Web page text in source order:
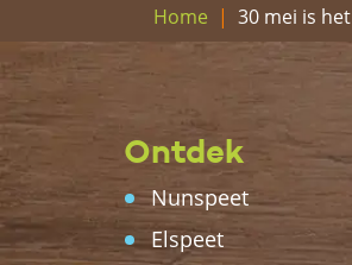
Home 30 mei is
Ontdek
Nunspeet
Elspeet